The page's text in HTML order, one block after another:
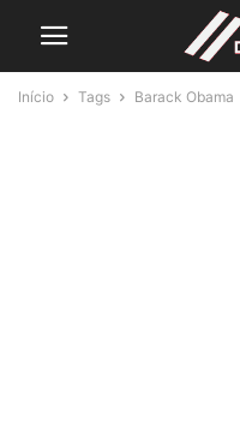
Início Tags Barack Obama